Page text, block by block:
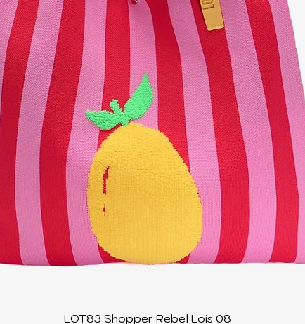
Schnellansicht
LOT83 Shopper Rebel Lois 08